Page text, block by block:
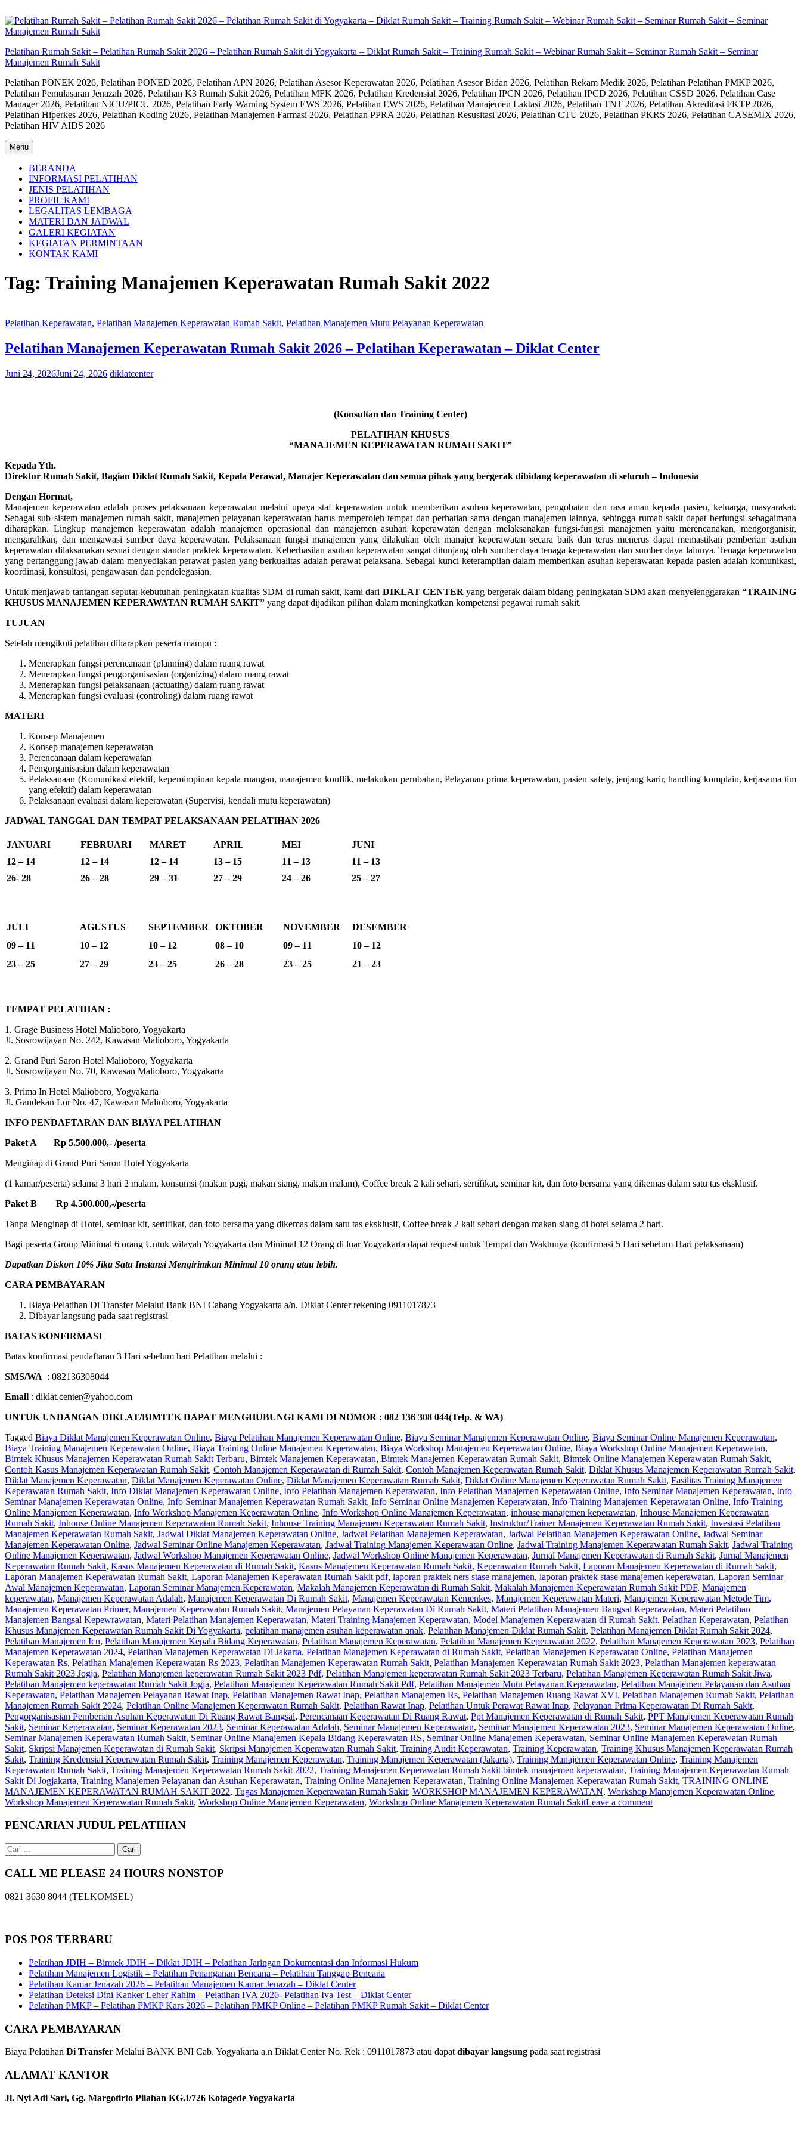
to
content
Pelatihan Rumah Sakit – Pelatihan Rumah Sakit 2026 – Pelatihan Rumah Sakit di Yogyakarta – Diklat Rumah Sakit – Training Rumah Sakit – Webinar Rumah Sakit – Seminar Rumah Sakit – Seminar
Manajemen Rumah Sakit
Pelatihan PONEK 2026, Pelatihan PONED 2026, Pelatihan APN 2026, Pelatihan Asesor Keperawatan 2026, Pelatihan Asesor Bidan 2026, Pelatihan Rekam Medik 2026, Pelatihan Pelatihan PMKP 2026,
Pelatihan Pemulasaran Jenazah 2026, Pelatihan K3 Rumah Sakit 2026, Pelatihan MFK 2026, Pelatihan Kredensial 2026, Pelatihan IPCN 2026, Pelatihan IPCD 2026, Pelatihan CSSD 2026, Pelatihan Case
Manager 2026, Pelatihan NICU/PICU 2026, Pelatihan Early Warning System EWS 2026, Pelatihan EWS 2026, Pelatihan Manajemen Laktasi 2026, Pelatihan TNT 2026, Pelatihan Akreditasi FKTP 2026,
Pelatihan Hiperkes 2026, Pelatihan Koding 2026, Pelatihan Manajemen Farmasi 2026, Pelatihan PPRA 2026, Pelatihan Resusitasi 2026, Pelatihan CTU 2026, Pelatihan PKRS 2026, Pelatihan CASEMIX 2026,
Pelatihan HIV AIDS 2026
Menu
BERANDA
INFORMASI PELATIHAN
JENIS PELATIHAN
PROFIL KAMI
LEGALITAS LEMBAGA
MATERI DAN JADWAL
GALERI KEGIATAN
KEGIATAN PERMINTAAN
KONTAK KAMI
Tag: Training Manajemen Keperawatan Rumah Sakit 2022
Pelatihan Keperawatan, Pelatihan Manajemen Keperawatan Rumah Sakit, Pelatihan Manajemen Mutu Pelayanan Keperawatan
Pelatihan Manajemen Keperawatan Rumah Sakit 2026 – Pelatihan Keperawatan – Diklat Center
Juni 24, 2026Juni 24, 2026 diklatcenter
(Konsultan dan Training Center)
PELATIHAN KHUSUS
“MANAJEMEN KEPERAWATAN RUMAH SAKIT”
Kepada Yth.
Direktur Rumah Sakit, Bagian Diklat Rumah Sakit, Kepala Perawat, Manajer Keperawatan dan semua pihak yang bergerak dibidang keperawatan di seluruh – Indonesia
Dengan Hormat,
Manajemen keperawatan adalah proses pelaksanaan keperawatan melalui upaya staf keperawatan untuk memberikan asuhan keperawatan, pengobatan dan rasa aman kepada pasien, keluarga, masyarakat.
Sebagai sub sistem manajemen rumah sakit, manajemen pelayanan keperawatan harus memperoleh tempat dan perhatian sama dengan manajemen lainnya, sehingga rumah sakit dapat berfungsi sebagaimana
diharapkan. Lingkup manajemen keperawatan adalah manajemen operasional dan manajemen asuhan keperawatan dengan melaksanakan fungsi-fungsi manajemen yaitu merencanakan, mengorganisir,
mengarahkan, dan mengawasi sumber daya keperawatan. Pelaksanaan fungsi manajemen yang dilakukan oleh manajer keperawatan secara baik dan terus menerus dapat memastikan pemberian asuhan
keperawatan dilaksanakan sesuai dengan standar praktek keperawatan. Keberhasilan asuhan keperawatan sangat ditunjang oleh sumber daya tenaga keperawatan dan sumber daya lainnya. Tenaga keperawatan
yang bertanggung jawab dalam menyediakan perawat pasien yang berkualitas adalah perawat pelaksana. Sebagai kunci keterampilan dalam memberikan asuhan keperawatan kepada pasien adalah komunikasi,
koordinasi, konsultasi, pengawasan dan pendelegasian.
Untuk menjawab tantangan seputar kebutuhan peningkatan kualitas SDM di rumah sakit, kami dari DIKLAT CENTER yang bergerak dalam bidang peningkatan SDM akan menyelenggarakan“TRAINING
KHUSUS MANAJEMEN KEPERAWATAN RUMAH SAKIT” yang dapat dijadikan pilihan dalam meningkatkan kompetensi pegawai rumah sakit.
TUJUAN
Setelah mengikuti pelatihan diharapkan peserta mampu :
Menerapkan fungsi perencanaan (planning) dalam ruang rawat
Menerapkan fungsi pengorganisasian (organizing) dalam ruang rawat
Menerapkan fungsi pelaksanaan (actuating) dalam ruang rawat
Menerapkan fungsi evaluasi (controling) dalam ruang rawat
MATERI
Konsep Manajemen
Konsep manajemen keperawatan
Perencanaan dalam keperawatan
Pengorganisasian dalam keperawatan
Pelaksanaan (Komunikasi efektif, kepemimpinan kepala ruangan, manajemen konflik, melakukan perubahan, Pelayanan prima keperawatan, pasien safety, jenjang karir, handling komplain, kerjasama tim
yang efektif) dalam keperawatan
Pelaksanaan evaluasi dalam keperawatan (Supervisi, kendali mutu keperawatan)
JADWAL TANGGAL DAN TEMPAT PELAKSANAAN PELATIHAN 2026
JANUARI FEBRUARI MARET APRIL MEI
JUNI
12 – 14
12 – 14 12 – 14 13 – 15 11 – 13
11 – 13
26- 28
26 – 28 29 – 31 27 – 29 24 – 26 25 – 27
JULI AGUSTUS SEPTEMBER OKTOBER NOVEMBER
DESEMBER
09 – 11
10 – 12 10 – 12 08 – 10 09 – 11
10 – 12
23 – 25
27 – 29 23 – 25 26 – 28 23 – 25 21 – 23
TEMPAT PELATIHAN :
1. Grage Business Hotel Malioboro, Yogyakarta
Jl. Sosrowijayan No. 242, Kawasan Malioboro, Yogyakarta
2. Grand Puri Saron Hotel Malioboro, Yogyakarta
Jl. Sosrowijayan No. 70, Kawasan Malioboro, Yogyakarta
3. Prima In Hotel Malioboro, Yogyakarta
Jl. Gandekan Lor No. 47, Kawasan Malioboro, Yogyakarta
INFO PENDAFTARAN DAN BIAYA PELATIHAN
Paket A Rp 5.500.000,- /peserta
Menginap di Grand Puri Saron Hotel Yogyakarta
(1 kamar/peserta) selama 3 hari 2 malam, konsumsi (makan pagi, makan siang, makan malam), Coffee break 2 kali sehari, sertifikat, seminar kit, dan foto bersama yang dikemas dalam satu tas eksklusif.
Paket B Rp 4.500.000,-/peserta
Tanpa Menginap di Hotel, seminar kit, sertifikat, dan foto bersama yang dikemas dalam satu tas eksklusif, Coffee break 2 kali sehari dengan makan siang di hotel selama 2 hari.
Bagi peserta Group Minimal 6 orang Untuk wilayah Yogyakarta dan Minimal 12 Orang di luar Yogyakarta dapat request untuk Tempat dan Waktunya (konfirmasi 5 Hari sebelum Hari pelaksanaan)
Dapatkan Diskon 10% Jika Satu Instansi Mengirimkan Minimal 10 orang atau lebih.
CARA PEMBAYARAN
Biaya Pelatihan Di Transfer Melalui Bank BNI Cabang Yogyakarta a/n. Diklat Center rekening 0911017873
Dibayar langsung pada saat registrasi
BATAS KONFIRMASI
Batas konfirmasi pendaftaran 3 Hari sebelum hari Pelatihan melalui :
SMS/WA : 082136308044
Email : diklat.center@yahoo.com
UNTUK UNDANGAN DIKLAT/BIMTEK DAPAT MENGHUBUNGI KAMI DI NOMOR : 082 136 308 044(Telp. & WA)
Tagged Biaya Diklat Manajemen Keperawatan Online, Biaya Pelatihan Manajemen Keperawatan Online, Biaya Seminar Manajemen Keperawatan Online, Biaya Seminar Online Manajemen Keperawatan,
Biaya Training Manajemen Keperawatan Online, Biaya Training Online Manajemen Keperawatan, Biaya Workshop Manajemen Keperawatan Online, Biaya Workshop Online Manajemen Keperawatan,
Bimtek Khusus Manajemen Keperawatan Rumah Sakit Terbaru, Bimtek Manajemen Keperawatan, Bimtek Manajemen Keperawatan Rumah Sakit, Bimtek Online Manajemen Keperawatan Rumah Sakit,
Contoh Kasus Manajemen Keperawatan Rumah Sakit, Contoh Manajemen Keperawatan di Rumah Sakit, Contoh Manajemen Keperawatan Rumah Sakit, Diklat Khusus Manajemen Keperawatan Rumah Sakit,
Diklat Manajemen Keperawatan, Diklat Manajemen Keperawatan Online, Diklat Manajemen Keperawatan Rumah Sakit, Diklat Online Manajemen Keperawatan Rumah Sakit, Fasilitas Training Manajemen
Keperawatan Rumah Sakit, Info Diklat Manajemen Keperawatan Online, Info Pelatihan Manajemen Keperawatan, Info Pelatihan Manajemen Keperawatan Online, Info Seminar Manajemen Keperawatan, Info
Seminar Manajemen Keperawatan Online, Info Seminar Manajemen Keperawatan Rumah Sakit, Info Seminar Online Manajemen Keperawatan, Info Training Manajemen Keperawatan Online, Info Training
Online Manajemen Keperawatan, Info Workshop Manajemen Keperawatan Online, Info Workshop Online Manajemen Keperawatan, inhouse manajemen keperawatan, Inhouse Manajemen Keperawatan
Rumah Sakit, Inhouse Online Manajemen Keperawatan Rumah Sakit, Inhouse Training Manajemen Keperawatan Rumah Sakit, Instruktur/Trainer Manajemen Keperawatan Rumah Sakit, Investasi Pelatihan
Manajemen Keperawatan Rumah Sakit, Jadwal Diklat Manajemen Keperawatan Online, Jadwal Pelatihan Manajemen Keperawatan, Jadwal Pelatihan Manajemen Keperawatan Online, Jadwal Seminar
Manajemen Keperawatan Online, Jadwal Seminar Online Manajemen Keperawatan, Jadwal Training Manajemen Keperawatan Online, Jadwal Training Manajemen Keperawatan Rumah Sakit, Jadwal Training
Online Manajemen Keperawatan, Jadwal Workshop Manajemen Keperawatan Online, Jadwal Workshop Online Manajemen Keperawatan, Jurnal Manajemen Keperawatan di Rumah Sakit, Jurnal Manajemen
Keperawatan Rumah Sakit, Kasus Manajemen Keperawatan di Rumah Sakit, Kasus Manajemen Keperawatan Rumah Sakit, Keperawatan Rumah Sakit, Laporan Manajemen Keperawatan di Rumah Sakit,
Laporan Manajemen Keperawatan Rumah Sakit, Laporan Manajemen Keperawatan Rumah Sakit pdf, laporan praktek ners stase manajemen, laporan praktek stase manajemen keperawatan, Laporan Seminar
Awal Manajemen Keperawatan, Laporan Seminar Manajemen Keperawatan, Makalah Manajemen Keperawatan di Rumah Sakit, Makalah Manajemen Keperawatan Rumah Sakit PDF, Manajemen
keperawatan, Manajemen Keperawatan Adalah, Manajemen Keperawatan Di Rumah Sakit, Manajemen Keperawatan Kemenkes, Manajemen Keperawatan Materi, Manajemen Keperawatan Metode Tim,
Manajemen Keperawatan Primer, Manajemen Keperawatan Rumah Sakit, Manajemen Pelayanan Keperawatan Di Rumah Sakit, Materi Pelatihan Manajemen Bangsal Keperawatan, Materi Pelatihan
Manajemen Bangsal Kepewrawatan, Materi Pelatihan Manajemen Keperawatan, Materi Training Manajemen Keperawatan, Model Manajemen Keperawatan di Rumah Sakit, Pelatihan Keperawatan, Pelatihan
Khusus Manajemen Keperawatan Rumah Sakit Di Yogyakarta, pelatihan manajemen asuhan keperawatan anak, Pelatihan Manajemen Diklat Rumah Sakit, Pelatihan Manajemen Diklat Rumah Sakit 2024,
Pelatihan Manajemen Icu, Pelatihan Manajemen Kepala Bidang Keperawatan, Pelatihan Manajemen Keperawatan, Pelatihan Manajemen Keperawatan 2022, Pelatihan Manajemen Keperawatan 2023, Pelatihan
Manajemen Keperawatan 2024, Pelatihan Manajemen Keperawatan Di Jakarta, Pelatihan Manajemen Keperawatan di Rumah Sakit, Pelatihan Manajemen Keperawatan Online, Pelatihan Manajemen
Keperawatan Rs, Pelatihan Manajemen Keperawatan Rs 2023, Pelatihan Manajemen Keperawatan Rumah Sakit, Pelatihan Manajemen Keperawatan Rumah Sakit 2023, Pelatihan Manajemen keperawatan
Rumah Sakit 2023 Jogja, Pelatihan Manajemen keperawatan Rumah Sakit 2023 Pdf, Pelatihan Manajemen keperawatan Rumah Sakit 2023 Terbaru, Pelatihan Manajemen Keperawatan Rumah Sakit Jiwa,
Pelatihan Manajemen keperawatan Rumah Sakit Jogja, Pelatihan Manajemen Keperawatan Rumah Sakit Pdf, Pelatihan Manajemen Mutu Pelayanan Keperawatan, Pelatihan Manajemen Pelayanan dan Asuhan
Keperawatan, Pelatihan Manajemen Pelayanan Rawat Inap, Pelatihan Manajemen Rawat Inap, Pelatihan Manajemen Rs, Pelatihan Manajemen Ruang Rawat XVI, Pelatihan Manajemen Rumah Sakit, Pelatihan
Manajemen Rumah Sakit 2024, Pelatihan Online Manajemen Keperawatan Rumah Sakit, Pelatihan Rawat Inap, Pelatihan Untuk Perawat Rawat Inap, Pelayanan Prima Keperawatan Di Rumah Sakit,
Pengorganisasian Pemberian Asuhan Keperawatan Di Ruang Rawat Bangsal, Perencanaan Keperawatan Di Ruang Rawat, Ppt Manajemen Keperawatan di Rumah Sakit, PPT Manajemen Keperawatan Rumah
Sakit, Seminar Keperawatan, Seminar Keperawatan 2023, Seminar Keperawatan Adalah, Seminar Manajemen Keperawatan, Seminar Manajemen Keperawatan 2023, Seminar Manajemen Keperawatan Online,
Seminar Manajemen Keperawatan Rumah Sakit, Seminar Online Manajemen Kepala Bidang Keperawatan RS, Seminar Online Manajemen Keperawatan, Seminar Online Manajemen Keperawatan Rumah
Sakit, Skripsi Manajemen Keperawatan di Rumah Sakit, Skripsi Manajemen Keperawatan Rumah Sakit, Training Audit Keperawatan, Training Keperawatan, Training Khusus Manajemen Keperawatan Rumah
Sakit, Training Kredensial Keperawatan Rumah Sakit, Training Manajemen Keperawatan, Training Manajemen Keperawatan (Jakarta), Training Manajemen Keperawatan Online, Training Manajemen
Keperawatan Rumah Sakit, Training Manajemen Keperawatan Rumah Sakit 2022, Training Manajemen Keperawatan Rumah Sakit bimtek manajemen keperawatan, Training Manajemen Keperawatan Rumah
Sakit Di Jogjakarta, Training Manajemen Pelayanan dan Asuhan Keperawatan, Training Online Manajemen Keperawatan, Training Online Manajemen Keperawatan Rumah Sakit, TRAINING ONLINE
MANAJEMEN KEPERAWATAN RUMAH SAKIT 2022, Tugas Manajemen Keperawatan Rumah Sakit, WORKSHOP MANAJEMEN KEPERAWATAN, Workshop Manajemen Keperawatan Online,
Workshop Manajemen Keperawatan Rumah Sakit, Workshop Online Manajemen Keperawatan, Workshop Online Manajemen Keperawatan Rumah SakitLeave a comment
PENCARIAN JUDUL PELATIHAN
Cari
untuk:
CALL ME PLEASE 24 HOURS NONSTOP
0821 3630 8044 (TELKOMSEL)
POS POS TERBARU
Pelatihan JDIH – Bimtek JDIH – Diklat JDIH – Pelatihan Jaringan Dokumentasi dan Informasi Hukum
Pelatihan Manajemen Logistik – Pelatihan Penanganan Bencana – Pelatihan Tanggap Bencana
Pelatihan Kamar Jenazah 2026 – Pelatihan Manajemen Kamar Jenazah – Diklat Center
Pelatihan Deteksi Dini Kanker Leher Rahim – Pelatihan IVA 2026- Pelatihan Iva Test – Diklat Center
Pelatihan PMKP – Pelatihan PMKP Kars 2026 – Pelatihan PMKP Online – Pelatihan PMKP Rumah Sakit – Diklat Center
CARA PEMBAYARAN
Biaya Pelatihan Di Transfer Melalui BANK BNI Cab. Yogyakarta a.n Diklat Center No. Rek : 0911017873 atau dapatdibayar langsung pada saat registrasi
ALAMAT KANTOR
Jl. Nyi Adi Sari, Gg. Margotirto Pilahan KG.I/726 Kotagede Yogyakarta